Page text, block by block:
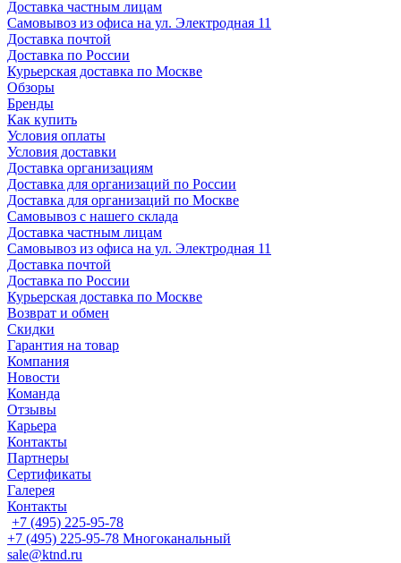
Доставка частным лицам
Самовывоз из офиса на ул. Электродная 11
Доставка почтой
Доставка по России
Курьерская доставка по Москве
Обзоры
Бренды
Как купить
Условия оплаты
Условия доставки
Доставка организациям
Доставка для организаций по России
Доставка для организаций по Москве
Самовывоз с нашего склада
Доставка частным лицам
Самовывоз из офиса на ул. Электродная 11
Доставка почтой
Доставка по России
Курьерская доставка по Москве
Возврат и обмен
Скидки
Гарантия на товар
Компания
Новости
Команда
Отзывы
Карьера
Контакты
Партнеры
Сертификаты
Галерея
Контакты
+7 (495) 225-95-78
+7 (495) 225-95-78 Многоканальный
sale@ktnd.ru